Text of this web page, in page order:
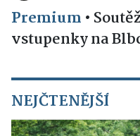
Premium •
vstupenky na
NEJČTENĚJŠÍ